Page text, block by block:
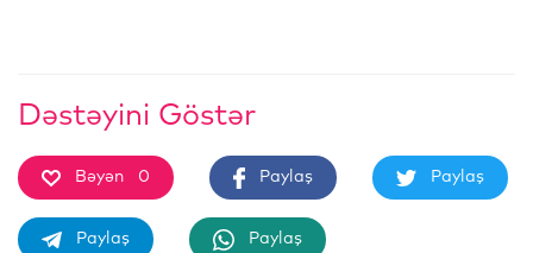
Dəstəyini Göstər
Bəyən 0 Paylaş Paylaş
Paylaş Paylaş